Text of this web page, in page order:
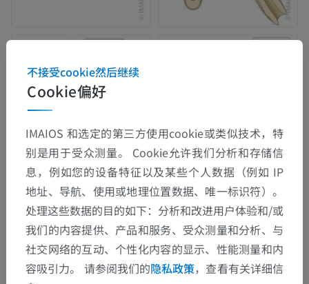
解剖层次
动物解剖学
Cookie偏好
不接受cookie然后继续
IMAIOS 和选定的第三方使用cookie或类似技术，特
别是用于受众测量。 Cookie允许我们分析和存储信
息，例如您的设备特征以及某些个人数据（例如 IP
地址、导航、使用或地理位置数据、唯一标识符）。
处理这些数据的目的如下：分析和改进用户体验和/或
我们的内容提供、产品和服务、受众测量和分析、与
社交网络的互动、个性化内容的显示、性能测量和内
容吸引力。 请参阅我们的隐私政策，查看有关详细信